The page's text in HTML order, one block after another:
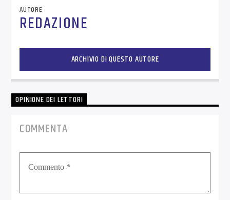
AUTORE
REDAZIONE
ARCHIVIO DI QUESTO AUTORE
OPINIONE DEI LETTORI
COMMENTA